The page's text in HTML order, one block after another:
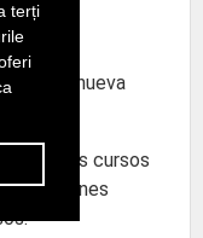
terți
de la nueva
todos los cursos